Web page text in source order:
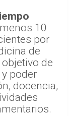
10
por
de
de
poder
docencia,